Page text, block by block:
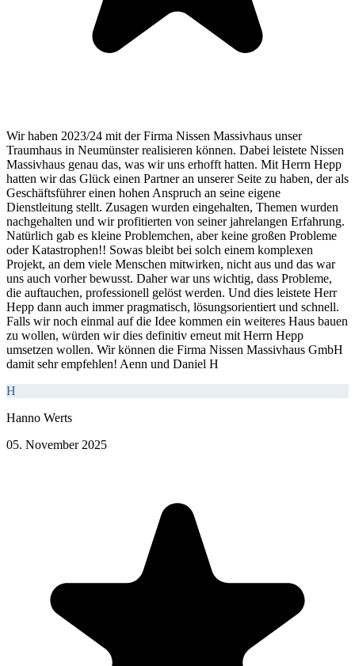
Wir haben 2023/24 mit der Firma Nissen Massivhaus unser
Traumhaus in Neumünster realisieren können. Dabei leistete Nissen
Massivhaus genau das, was wir uns erhofft hatten. Mit Herrn Hepp
hatten wir das Glück einen Partner an unserer Seite zu haben, der als
Geschäftsführer einen hohen Anspruch an seine eigene
Dienstleitung stellt. Zusagen wurden eingehalten, Themen wurden
nachgehalten und wir profitierten von seiner jahrelangen Erfahrung.
Natürlich gab es kleine Problemchen, aber keine großen Probleme
oder Katastrophen!! Sowas bleibt bei solch einem komplexen
Projekt, an dem viele Menschen mitwirken, nicht aus und das war
uns auch vorher bewusst. Daher war uns wichtig, dass Probleme,
die auftauchen, professionell gelöst werden. Und dies leistete Herr
Hepp dann auch immer pragmatisch, lösungsorientiert und schnell.
Falls wir noch einmal auf die Idee kommen ein weiteres Haus bauen
zu wollen, würden wir dies definitiv erneut mit Herrn Hepp
umsetzen wollen. Wir können die Firma Nissen Massivhaus GmbH
damit sehr empfehlen! Aenn und Daniel H
H
Hanno Werts
05. November 2025